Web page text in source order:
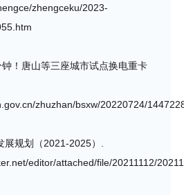
zhengceku/2023-
钟！唐山等三座城市试点换电重卡
zhuzhan/bsxw/20220724/
展规划（2021-2025）.
editor/attached/file/20211112/